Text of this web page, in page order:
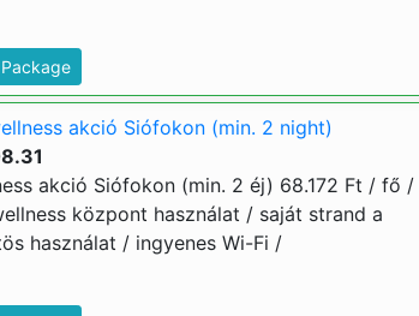
akció Siófokon (min. 2 night)
akció Siófokon (min. 2 éj) 68.172 Ft / fő /
központ használat / saját strand a
használat / ingyenes Wi-Fi /